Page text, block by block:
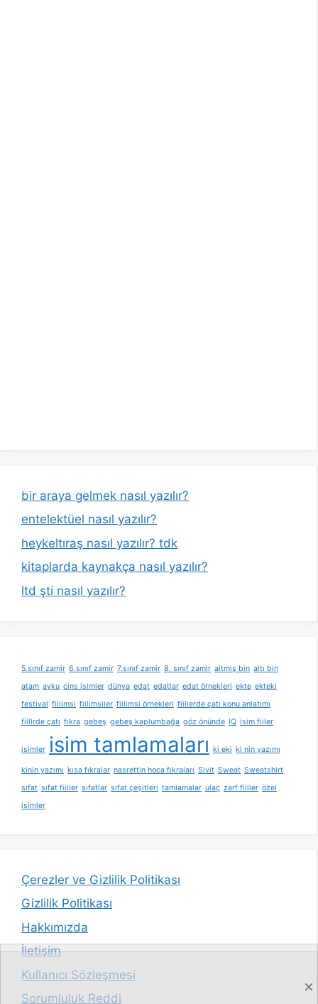
bir araya gelmek nasıl yazılır?
entelektüel nasıl yazılır?
heykeltıraş nasıl yazılır? tdk
kitaplarda kaynakça nasıl yazılır?
ltd şti nasıl yazılır?
5.sınıf zamir 6.sınıf zamir 7.sınıf zamir 8. sınıf zamir altmış bin altı bin
atam ayku cins isimler dünya edat edatlar edat örnekleri ekte ekteki
festival fiilimsi fiilimsiler fiilimsi örnekleri fiillerde çatı konu anlatımı
fiillrde çatı fıkra gebeş gebeş kaplumbağa göz önünde IQ isim fiiler
isimler isim tamlamaları ki eki ki nin yazımı
kinin yazımı kısa fıkralar nasrettin hoca fıkraları Sivit Sweat Sweatshirt
sıfat sıfat fiiller sıfatlar sıfat çeşitleri tamlamalar ulaç zarf fiiller özel
isimler
Çerezler ve Gizlilik Politikası
Gizlilik Politikası
Hakkımızda
İletişim
Kullanıcı Sözleşmesi
Sorumluluk Reddi